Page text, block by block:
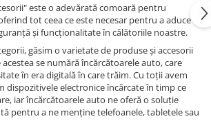
este o adevărată comoară pentru
tot ceea ce este necesar pentru a aduce
și funcționalitate în călătoriile noastre.
găsim o varietate de produse și accesorii
se numără încărcătoarele auto, care
în era digitală în care trăim. Cu toții avem
dispozitivele electronice încărcate în timp ce
iar încărcătoarele auto ne oferă o soluție
pentru a ne menține telefoanele, tabletele sau